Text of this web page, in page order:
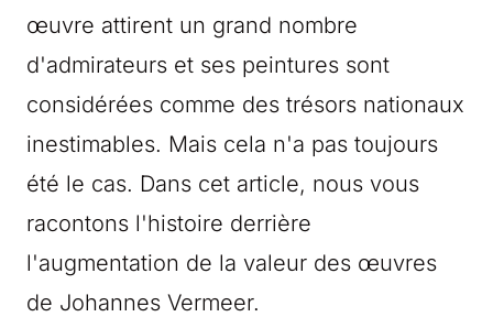
œuvre attirent un grand nombre
d'admirateurs et ses peintures sont
considérées comme des trésors nationaux
inestimables. Mais cela n'a pas toujours
été le cas. Dans cet article, nous vous
racontons l'histoire derrière
l'augmentation de la valeur des œuvres
de Johannes Vermeer.